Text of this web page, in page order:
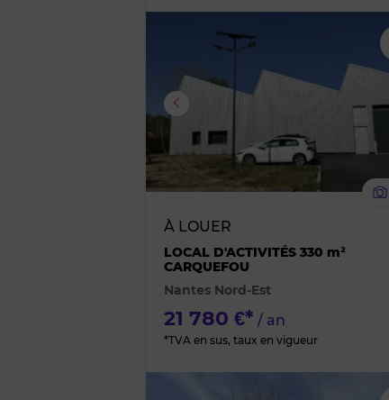
À LOUER
LOCAL D'ACTIVITÉS 330 m²
CARQUEFOU
Nantes Nord-Est
21 780 €* / an
*TVA en sus, taux en vigueur